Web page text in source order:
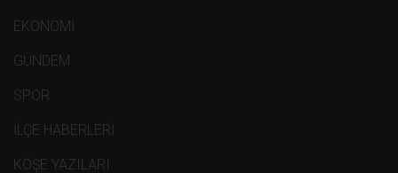
EKONOMİ
GÜNDEM
SPOR
İLÇE HABERLERİ
KÖŞE YAZILARI